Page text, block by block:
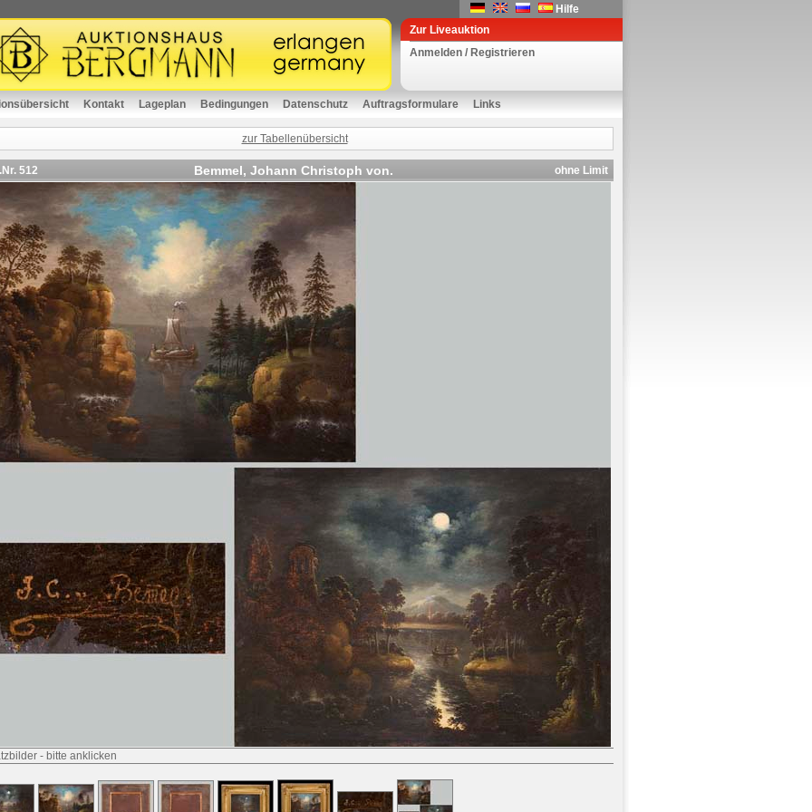
Hilfe
Zur Liveauktion
Anmelden / Registrieren
Kontakt Lageplan Bedingungen Datenschutz Auftragsformulare Links
zur Tabellenübersicht
512 Bemmel, Johann Christoph von. ohne Limit
- bitte anklicken